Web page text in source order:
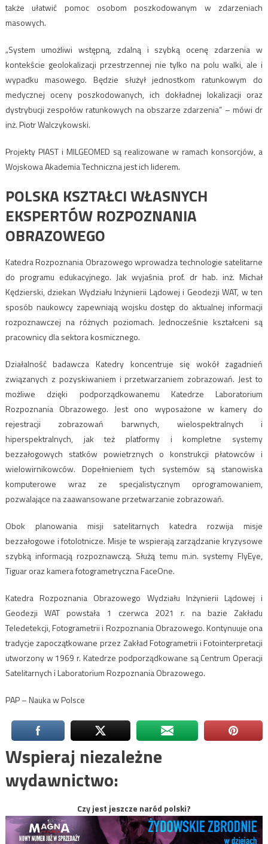
także ułatwić pomoc osobom poszkodowanym w zdarzeniach
masowych.
„System umożliwi wstępną, zdalną i szybką ocenę zdarzenia w
kontekście geolokalizacji przestrzennej nie tylko na polu walki, ale i
wypadku masowego. Będzie służył jednostkom ratunkowym do
medycznej oceny poszkodowanych, ich dokładnej lokalizacji oraz
dystrybucji zespołów ratunkowych na obszarze zdarzenia” – mówi dr
inż. Piotr Walczykowski.
Projekty PIAST i MILGEOMED są realizowane w ramach konsorcjów, a
Wojskowa Akademia Techniczna jest ich liderem.
POLSKA KSZTAŁCI WŁASNYCH
EKSPERTÓW ROZPOZNANIA
OBRAZOWEGO
Katedra Rozpoznania Obrazowego wprowadza technologie satelitarne
do programu edukacyjnego. Jak wyjaśnia prof. dr hab. inż. Michał
Kędzierski, dziekan Wydziału Inżynierii Lądowej i Geodezji WAT, w ten
sposób naukowcy zapewniają wojsku dostęp do aktualnej informacji
rozpoznawczej na różnych poziomach. Jednocześnie kształceni są
pracownicy dla sektora kosmicznego.
Działalność badawcza Katedry koncentruje się wokół zagadnień
związanych z pozyskiwaniem i przetwarzaniem zobrazowań. Jest to
możliwe dzięki podporządkowanemu Katedrze Laboratorium
Rozpoznania Obrazowego. Jest ono wyposażone w kamery do
rejestracji zobrazowań barwnych, wielospektralnych i
hiperspektralnych, jak też platformy i kompletne systemy
bezzałogowych statków powietrznych o konstrukcji płatowców i
wielowirnikowców. Dopełnieniem tych systemów są stanowiska
komputerowe wraz ze specjalistycznym oprogramowaniem,
pozwalające na zaawansowane przetwarzanie zobrazowań.
Obok planowania misji satelitarnych katedra rozwija misje
bezzałogowe i fotolotnicze. Misje te wspierają zarządzanie kryzysowe
szybką informacją rozpoznawczą. Służą temu m.in. systemy FlyEye,
Tiguar oraz kamera fotogrametryczna FaceOne.
Katedra Rozpoznania Obrazowego Wydziału Inżynierii Lądowej i
Geodezji WAT powstała 1 czerwca 2021 r. na bazie Zakładu
Teledetekcji, Fotogrametrii i Rozpoznania Obrazowego. Kontynuuje ona
tradycje zapoczątkowane przez Zakład Fotogrametrii i Fotointerpretacji
utworzony w 1969 r. Katedrze podporządkowane są Centrum Operacji
Satelitarnych i Laboratorium Rozpoznania Obrazowego.
PAP – Nauka w Polsce
Wspieraj niezależne
wydawnictwo:
Czy jest jeszcze naród polski?